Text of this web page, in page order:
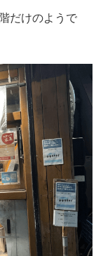
だけのようで